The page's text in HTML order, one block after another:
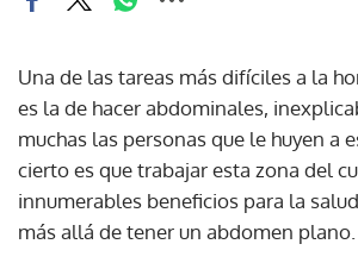
Una de las tareas más difíciles a la
es la de hacer abdominales,
muchas las personas que le huyen a
cierto es que trabajar esta zona del
innumerables beneficios para la
más allá de tener un abdomen plano.